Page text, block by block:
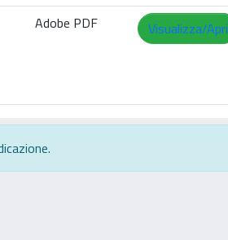
Adobe PDF Visualizza/Apri